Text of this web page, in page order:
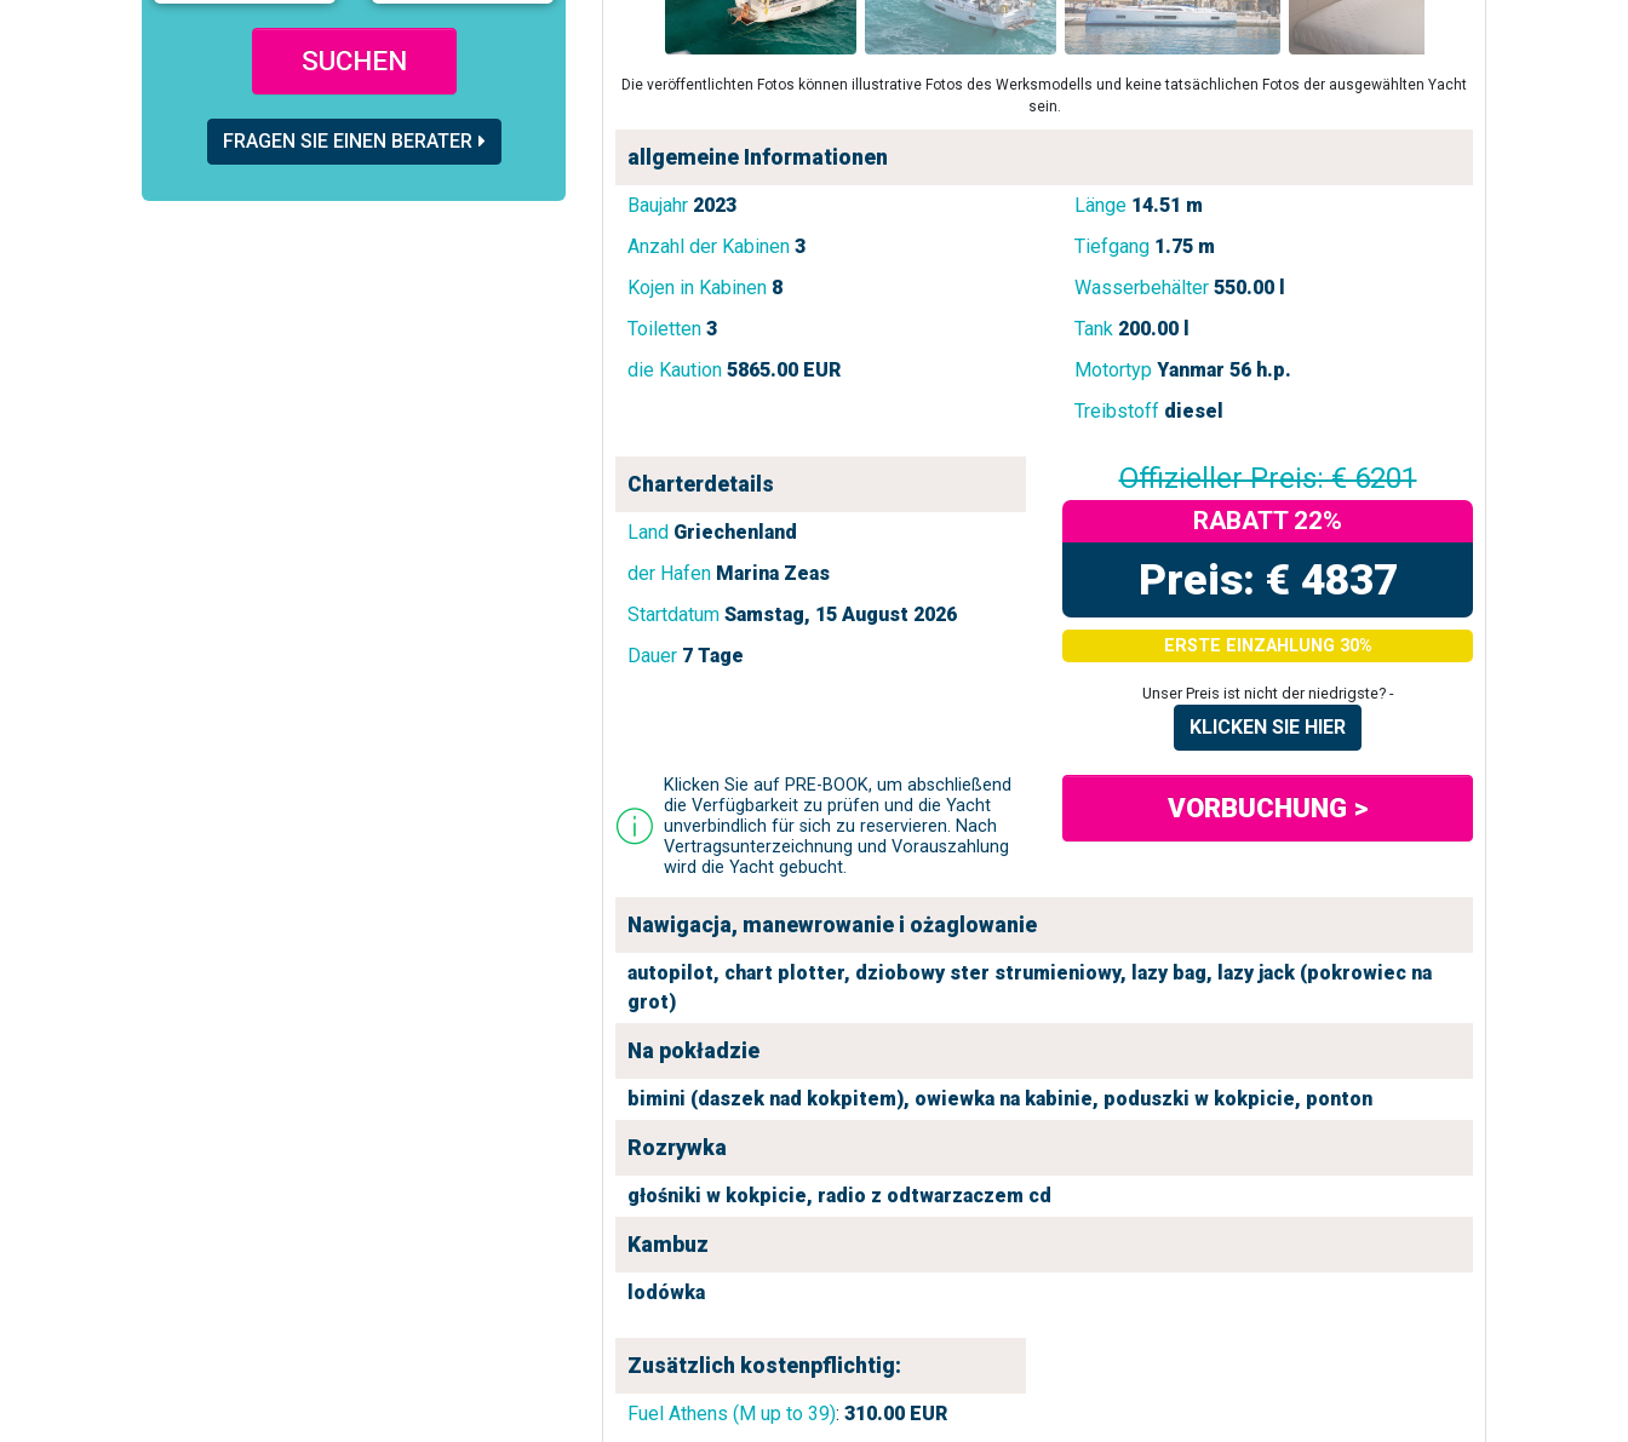
SUCHEN
FRAGEN SIE EINEN BERATER
Die veröffentlichten Fotos können illustrative Fotos des Werksmodells und keine tatsächlichen Fotos der ausgewählten Yacht
sein.
allgemeine Informationen
Baujahr 2023
Anzahl der Kabinen 3
Kojen in Kabinen 8
Toiletten 3
die Kaution 5865.00 EUR
Länge 14.51 m
Tiefgang 1.75 m
Wasserbehälter 550.00 l
Tank 200.00 l
Motortyp Yanmar 56 h.p.
Treibstoff diesel
Charterdetails
Land Griechenland
der Hafen Marina Zeas
Startdatum Samstag, 15 August 2026
Dauer 7 Tage
Offizieller Preis: € 6201
RABATT 22%
Preis: € 4837
ERSTE EINZAHLUNG 30%
Unser Preis ist nicht der niedrigste? -
KLICKEN SIE HIER
Klicken Sie auf PRE-BOOK, um abschließend
die Verfügbarkeit zu prüfen und die Yacht
unverbindlich für sich zu reservieren. Nach
Vertragsunterzeichnung und Vorauszahlung
wird die Yacht gebucht.
VORBUCHUNG >
Nawigacja, manewrowanie i ożaglowanie
autopilot, chart plotter, dziobowy ster strumieniowy, lazy bag, lazy jack (pokrowiec na
grot)
Na pokładzie
bimini (daszek nad kokpitem), owiewka na kabinie, poduszki w kokpicie, ponton
Rozrywka
głośniki w kokpicie, radio z odtwarzaczem cd
Kambuz
lodówka
Zusätzlich kostenpflichtig:
Fuel Athens (M up to 39): 310.00 EUR